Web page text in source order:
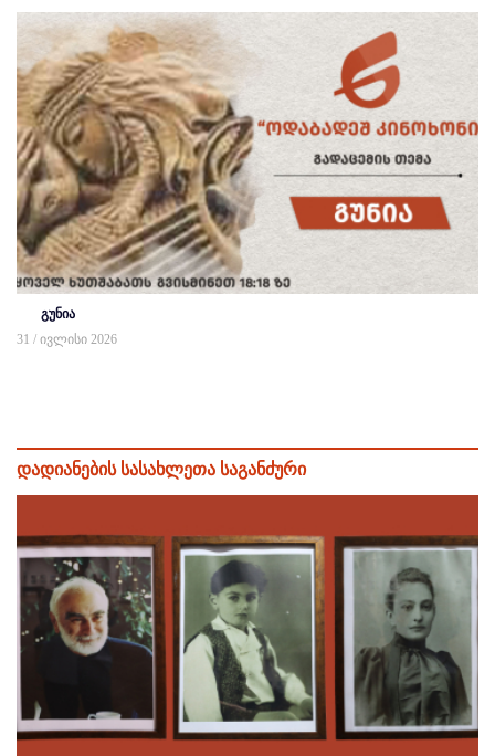
გუნია
31 / ივლისი 2026
დადიანების სასახლეთა საგანძური